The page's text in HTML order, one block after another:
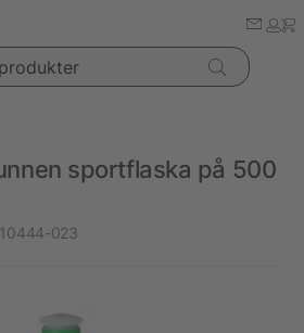
sportflaska på 500
023